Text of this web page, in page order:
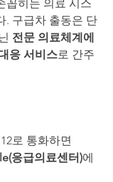
꼽히는 의료 시스
. 구급차 출동은 단
전문 의료체계에
응 서비스로 간주
로 통화하면
응급의료센터)에